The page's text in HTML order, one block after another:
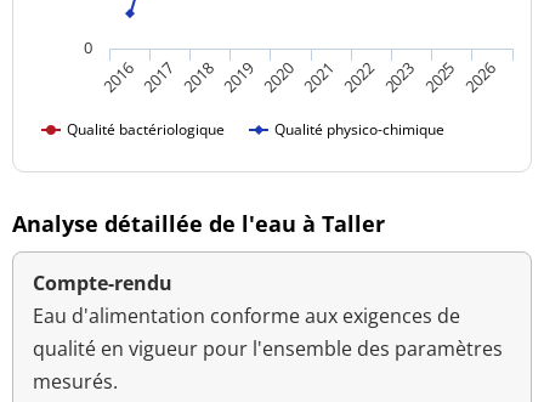
Qualité bactériologique Qualité physico-chimique
2016 2017 2018 2019 2020 2021 2022 2023 2025 2026
0
Analyse détaillée de l'eau à Taller
Compte-rendu
Eau d'alimentation conforme aux exigences de
qualité en vigueur pour l'ensemble des paramètres
mesurés.